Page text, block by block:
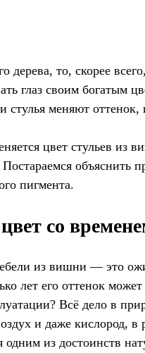
дерева, то, скорее
глаз своим
меняют
цвет стульев из
пигмента.
со
из вишни — это
лет его оттенок
Всё дело в
и даже кислород, в
из достоинств